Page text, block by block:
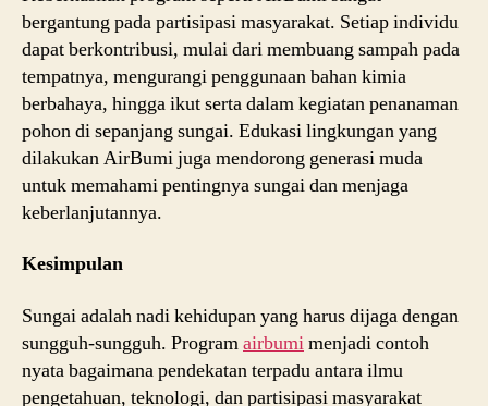
bergantung pada partisipasi masyarakat. Setiap individu
dapat berkontribusi, mulai dari membuang sampah pada
tempatnya, mengurangi penggunaan bahan kimia
berbahaya, hingga ikut serta dalam kegiatan penanaman
pohon di sepanjang sungai. Edukasi lingkungan yang
dilakukan AirBumi juga mendorong generasi muda
untuk memahami pentingnya sungai dan menjaga
keberlanjutannya.
Kesimpulan
Sungai adalah nadi kehidupan yang harus dijaga dengan
sungguh-sungguh. Programairbumimenjadi contoh
nyata bagaimana pendekatan terpadu antara ilmu
pengetahuan, teknologi, dan partisipasi masyarakat